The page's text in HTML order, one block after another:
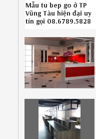
Mẫu tu bep go ở TP
Vũng Tàu hiện đại uy
tín gọi 08.6789.5828